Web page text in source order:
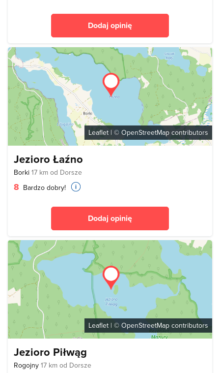
Dodaj opinię
Leaflet | © OpenStreetMap contributors
Jezioro Łaźno
Borki 17 km od Dorsze
8 Bardzo dobry!
Dodaj opinię
Leaflet | © OpenStreetMap contributors
Jezioro Piłwąg
Rogojny 17 km od Dorsze